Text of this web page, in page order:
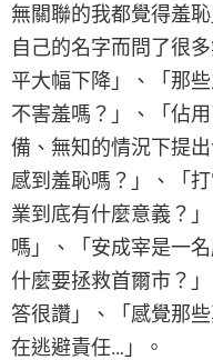
無關聯的我都覺得羞
自己的名字而問了很
平大幅下降」、「那
不害羞嗎？」、「佔
備、無知的情況下提
感到羞恥嗎？」、「
業到底有什麼意義？
嗎」、「安成宰是一
什麼要拯救首爾市？
答很讚」、「感覺那
在逃避責任…」。